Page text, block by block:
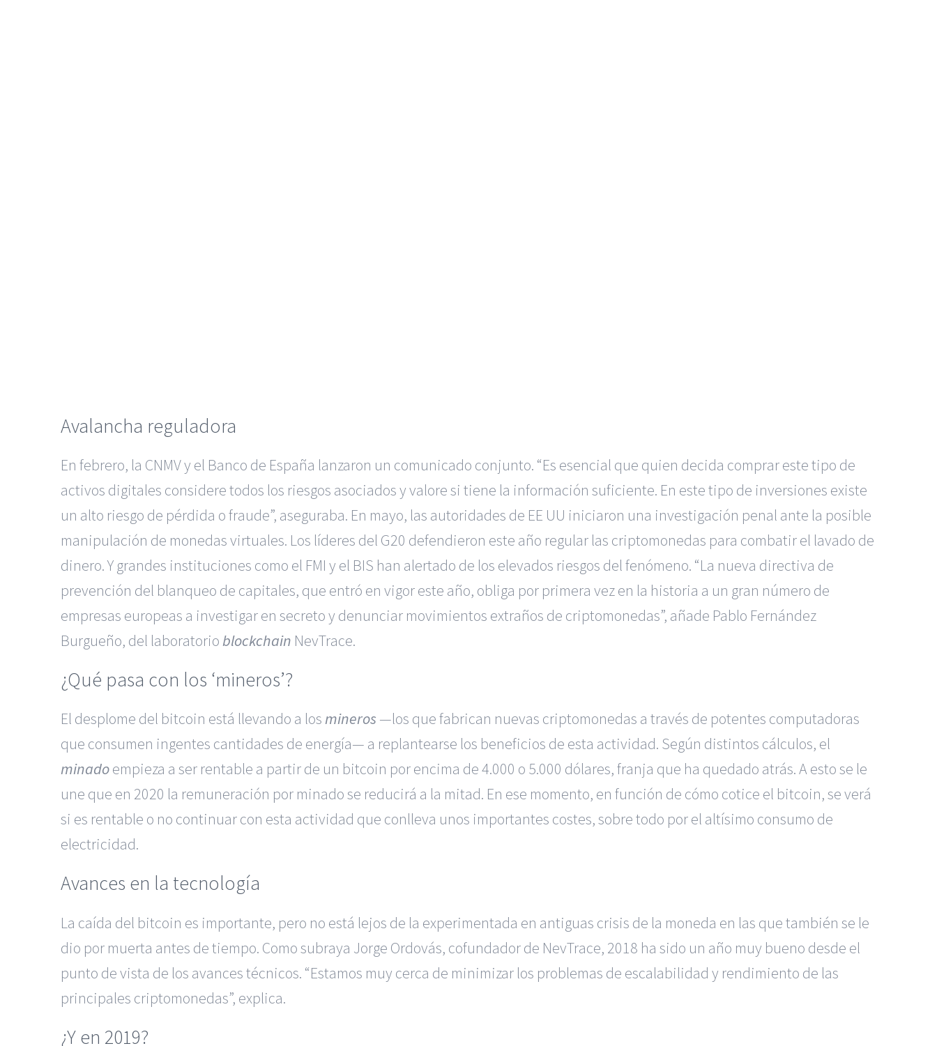
Avalancha reguladora
En febrero, la CNMV y el Banco de España lanzaron un comunicado conjunto. “Es esencial que quien decida comprar este tipo de
activos digitales considere todos los riesgos asociados y valore si tiene la información suficiente. En este tipo de inversiones existe
un alto riesgo de pérdida o fraude”, aseguraba. En mayo, las autoridades de EE UU iniciaron una investigación penal ante la posible
manipulación de monedas virtuales. Los líderes del G20 defendieron este año regular las criptomonedas para combatir el lavado de
dinero. Y grandes instituciones como el FMI y el BIS han alertado de los elevados riesgos del fenómeno. “La nueva directiva de
prevención del blanqueo de capitales, que entró en vigor este año, obliga por primera vez en la historia a un gran número de
empresas europeas a investigar en secreto y denunciar movimientos extraños de criptomonedas”, añade Pablo Fernández
Burgueño, del laboratorioblockchain NevTrace.
¿Qué pasa con los ‘mineros’?
El desplome del bitcoin está llevando a losmineros —los que fabrican nuevas criptomonedas a través de potentes computadoras
que consumen ingentes cantidades de energía— a replantearse los beneficios de esta actividad. Según distintos cálculos, el
minadoempieza a ser rentable a partir de un bitcoin por encima de 4.000 o 5.000 dólares, franja que ha quedado atrás. A esto se le
une que en 2020 la remuneración por minado se reducirá a la mitad. En ese momento, en función de cómo cotice el bitcoin, se verá
si es rentable o no continuar con esta actividad que conlleva unos importantes costes, sobre todo por el altísimo consumo de
electricidad.
Avances en la tecnología
La caída del bitcoin es importante, pero no está lejos de la experimentada en antiguas crisis de la moneda en las que también se le
dio por muerta antes de tiempo. Como subraya Jorge Ordovás, cofundador de NevTrace, 2018 ha sido un año muy bueno desde el
punto de vista de los avances técnicos. “Estamos muy cerca de minimizar los problemas de escalabilidad y rendimiento de las
principales criptomonedas”, explica.
¿Y en 2019?